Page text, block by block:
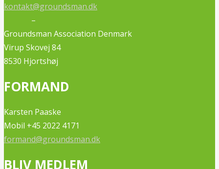
kontakt@groundsman.dk
–
Groundsman Association Denmark
Virup Skovej 84
8530 Hjortshøj
FORMAND
Karsten Paaske
Mobil +45 2022 4171
formand@groundsman.dk
BLIV MEDLEM